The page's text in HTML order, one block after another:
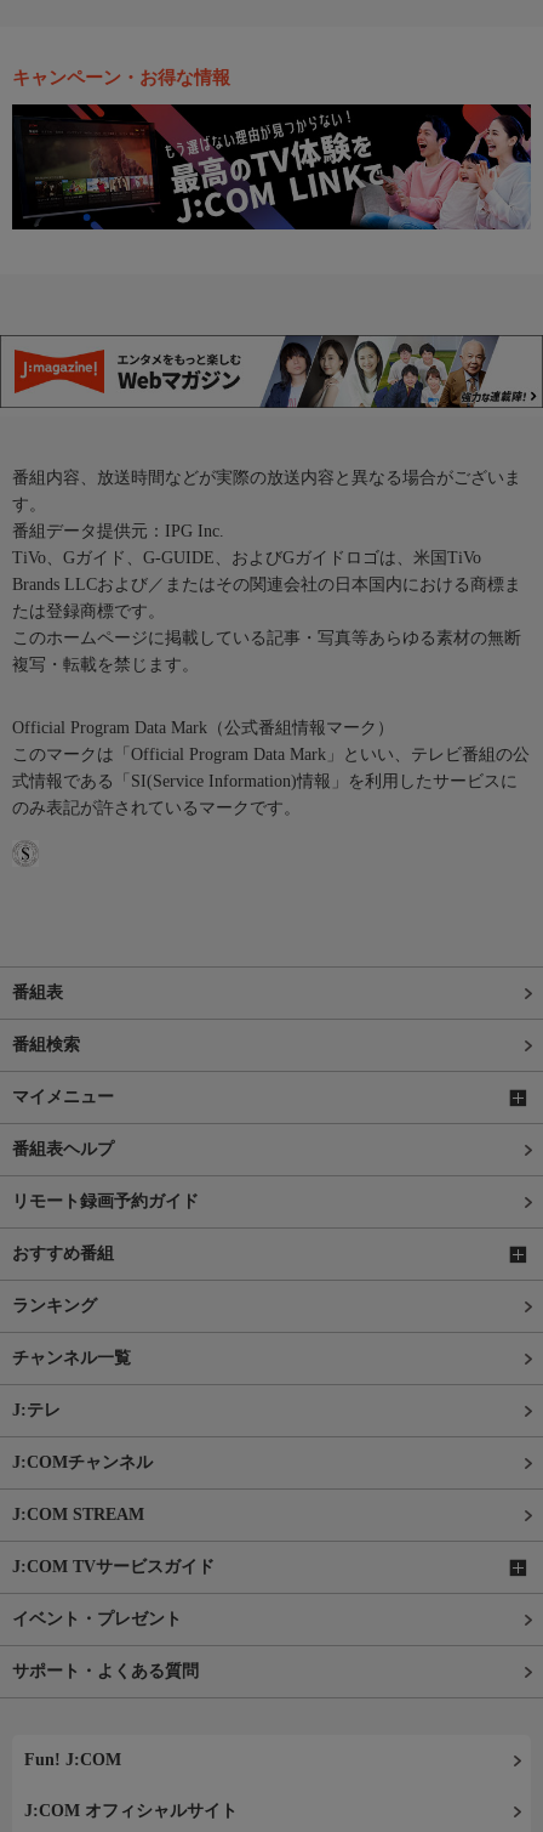
キャンペーン・お得な情報
番組内容、放送時間などが実際の放送内容と異なる場合がございま
す。
番組データ提供元：IPG Inc.
TiVo、Gガイド、G-GUIDE、およびGガイドロゴは、米国TiVo
Brands LLCおよび／またはその関連会社の日本国内における商標ま
たは登録商標です。
このホームページに掲載している記事・写真等あらゆる素材の無断
複写・転載を禁じます。
Official Program Data Mark（公式番組情報マーク）
このマークは「Official Program Data Mark」といい、テレビ番組の公
式情報である「SI(Service Information)情報」を利用したサービスに
のみ表記が許されているマークです。
番組表
番組検索
マイメニュー
番組表ヘルプ
リモート録画予約ガイド
おすすめ番組
ランキング
チャンネル一覧
J:テレ
J:COMチャンネル
J:COM STREAM
J:COM TVサービスガイド
イベント・プレゼント
サポート・よくある質問
Fun! J:COM
J:COM オフィシャルサイト